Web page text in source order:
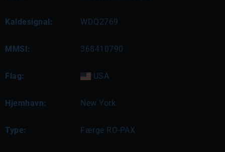
Kaldesignal: WDQ2769
MMSI: 368410790
Flag: USA
Hjemhavn: New York
Type: Færge RO-PAX